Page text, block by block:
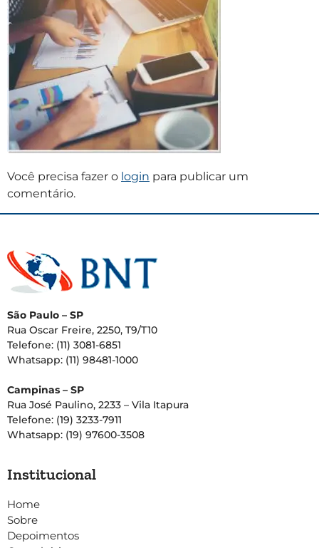
Você precisa fazer o login para publicar um
comentário.
São Paulo – SP
Rua Oscar Freire, 2250, T9/T10
Telefone: (11) 3081-6851
Whatsapp: (11) 98481-1000
Campinas – SP
Rua José Paulino, 2233 – Vila Itapura
Telefone: (19) 3233-7911
Whatsapp: (19) 97600-3508
Institucional
Home
Sobre
Depoimentos